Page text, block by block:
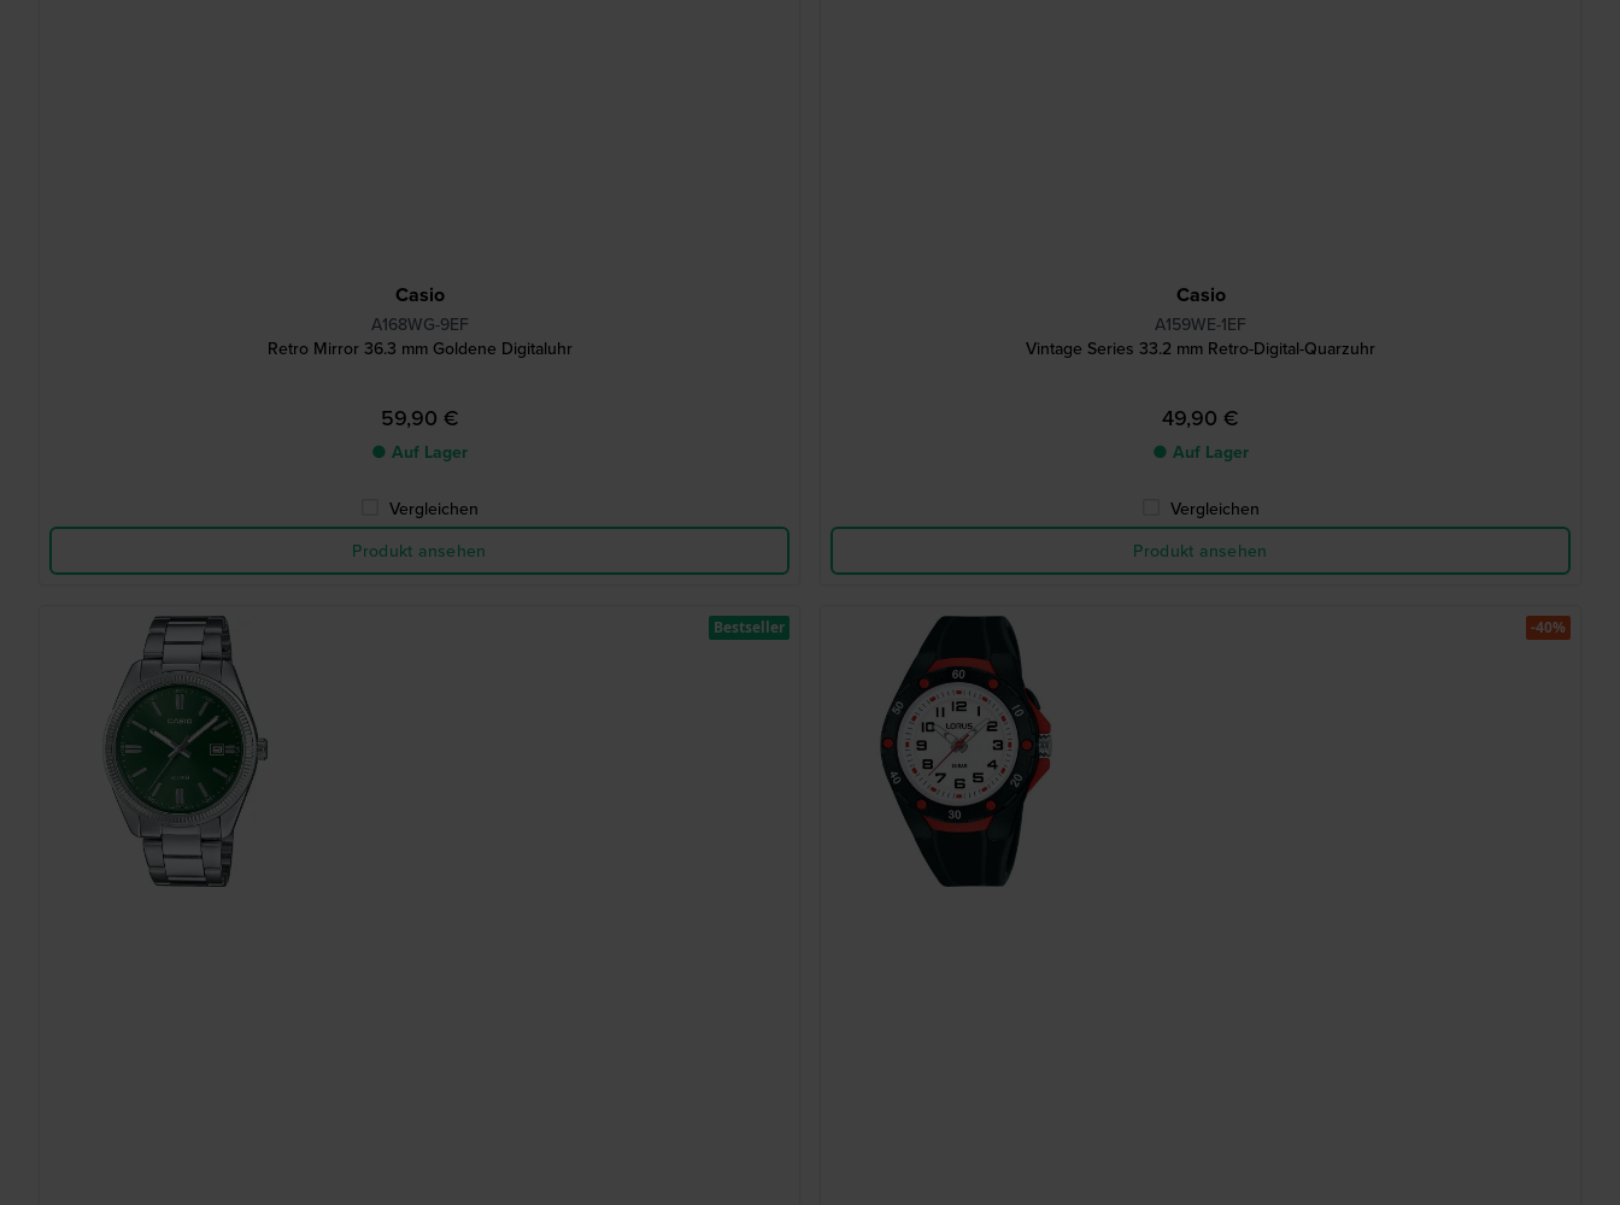
Casio
A168WG-9EF
Retro Mirror 36.3 mm Goldene Digitaluhr
59,90 €
● Auf Lager
Vergleichen
Produkt ansehen
Casio
A159WE-1EF
Vintage Series 33.2 mm Retro-Digital-Quarzuhr
49,90 €
● Auf Lager
Vergleichen
Produkt ansehen
Bestseller -40%